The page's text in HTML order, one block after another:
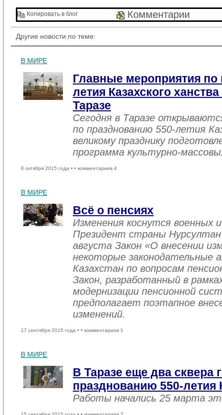
Копировать в блог Комментарии
Другие новости по теме:
В МИРЕ
Главные мероприятия
летия Казахского
Таразе
Сегодня в Таразе
по празднованию 550-летия
великому празднику
программа культурно-
8 октября 2015 года • • комментариев 4
В МИРЕ
Всё о пенсиях
Изменения коснутся военных
Президент страны Нурсултан
августа Закон «О внесении
некоторые законодательные
Казахстан по вопросам
Закон, разработанный в
модернизации пенсионной
предполагает поэтапное
изменений.
17 сентября 2015 года • • комментариев 1
В МИРЕ
В Таразе еще два сквера
празднованию 550-летия
Работы начались 25 марта